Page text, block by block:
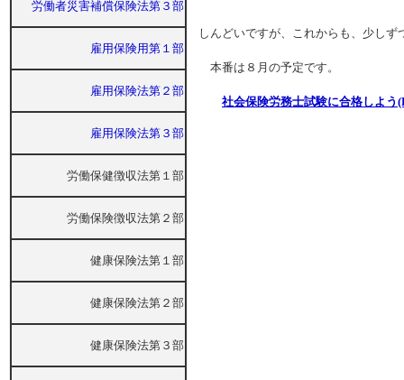
労働者災害補償保険法第３部
雇用保険用第１部
雇用保険法第２部
雇用保険法第３部
労働保健徴収法第１部
労働保険徴収法第２部
健康保険法第１部
健康保険法第２部
健康保険法第３部
しんどいですが、これからも、少し
本番は８月の予定です。
社会保険労務士試験に合格しよう